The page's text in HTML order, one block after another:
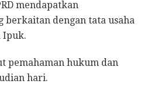
mendapatkan
berkaitan dengan tata usaha
Ipuk.
pemahaman hukum dan
hari.